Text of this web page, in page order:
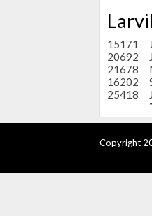
15171
20692
21678
16202
25418
Copyright